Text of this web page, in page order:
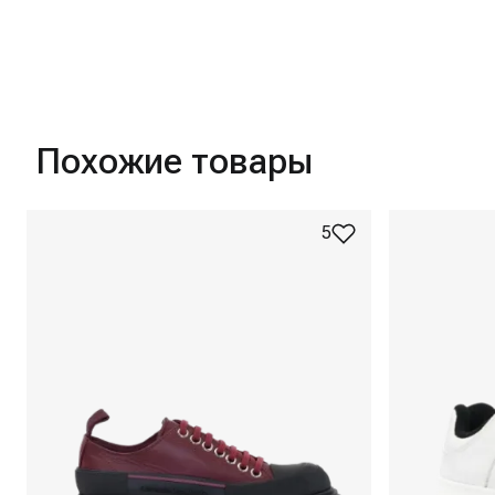
Похожие товары
5